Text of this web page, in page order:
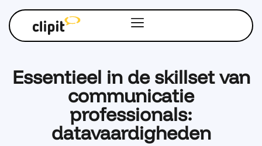
Essentieel in de skillset van
communicatie
professionals:
datavaardigheden